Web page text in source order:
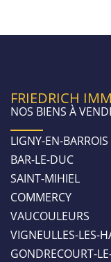
FRIEDRICH
NOS BIENS À
LIGNY-EN-BARROIS
BAR-LE-DUC
SAINT-MIHIEL
COMMERCY
VAUCOULEURS
VIGNEULLES-LES-
GONDRECOURT-